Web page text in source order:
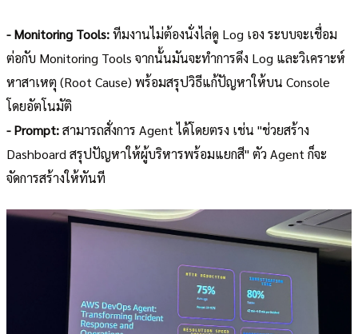
- Monitoring Tools:ทีมงานไม่ต้องนั่งไล่ดู Log เอง ระบบจะเชื่อม
ต่อกับ Monitoring Tools จากนั้นมันจะทำการดึง Log และวิเคราะห์
หาสาเหตุ (Root Cause) พร้อมสรุปวิธีแก้ปัญหาให้บน Console
โดยอัตโนมัติ
- Prompt:สามารถสั่งการ Agent ได้โดยตรง เช่น "ช่วยสร้าง
Dashboard สรุปปัญหาให้ผู้บริหารพร้อมแยกสี" ตัว Agent ก็จะ
จัดการสร้างให้ทันที